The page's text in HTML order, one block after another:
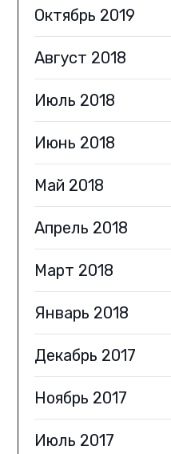
Октябрь 2019
Август 2018
Июль 2018
Июнь 2018
Май 2018
Апрель 2018
Март 2018
Январь 2018
Декабрь 2017
Ноябрь 2017
Июль 2017